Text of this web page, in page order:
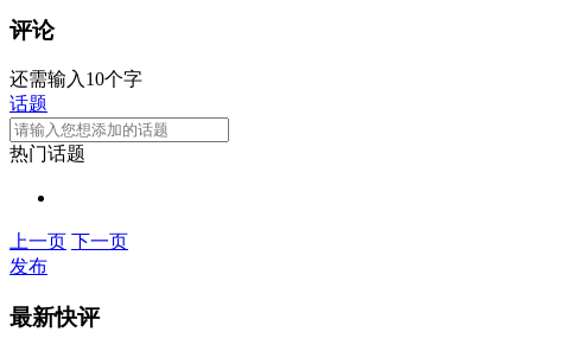
评论
还需输入10个字
话题
热门话题
上一页 下一页
发布
最新快评